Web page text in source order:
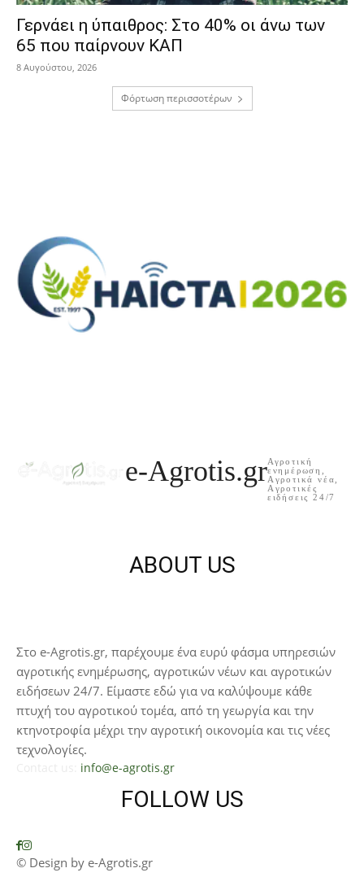
Γερνάει η ύπαιθρος: Στο 40% οι άνω των
65 που παίρνουν ΚΑΠ
8 Αυγούστου, 2026
Φόρτωση περισσοτέρων
e-Agrotis.grΑγροτική
ενημέρωση,
Aγροτικά νέα,
Aγροτικές
ειδήσεις 24/7
ABOUT US
Στο e-Agrotis.gr, παρέχουμε ένα ευρύ φάσμα υπηρεσιών
αγροτικής ενημέρωσης, αγροτικών νέων και αγροτικών
ειδήσεων 24/7. Είμαστε εδώ για να καλύψουμε κάθε
πτυχή του αγροτικού τομέα, από τη γεωργία και την
κτηνοτροφία μέχρι την αγροτική οικονομία και τις νέες
τεχνολογίες.
info@e-agrotis.gr
FOLLOW US
© Design by e-Agrotis.gr